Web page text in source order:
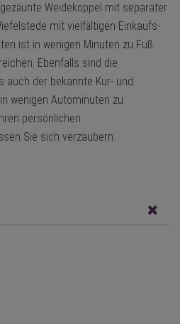
Weidekoppel mit separater
mit vielfältigen Einkaufs-
ist in wenigen Minuten zu Fuß
Ebenfalls sind die
auch der bekannte Kur- und
wenigen Autominuten zu
persönlichen
Sie sich verzaubern.